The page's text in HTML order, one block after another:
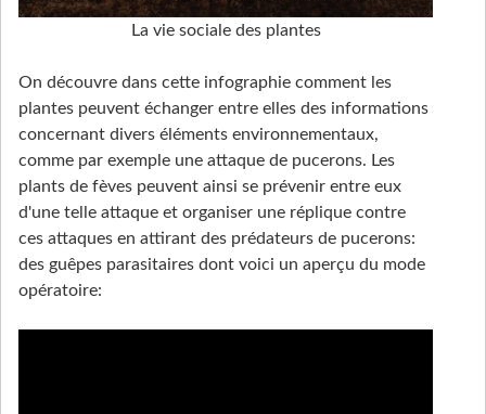
La vie sociale des plantes
On découvre dans cette infographie comment les
plantes peuvent échanger entre elles des informations
concernant divers éléments environnementaux,
comme par exemple une attaque de pucerons. Les
plants de fèves peuvent ainsi se prévenir entre eux
d'une telle attaque et organiser une réplique contre
ces attaques en attirant des prédateurs de pucerons:
des guêpes parasitaires dont voici un aperçu du mode
opératoire: